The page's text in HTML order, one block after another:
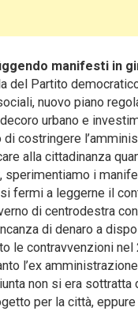
manifesti in
del Partito
nuovo piano
urbano e
di costringere
alla cittadinanza
i
fermi a leggerne il
di centrodestra
di denaro a
le contravvenzioni
l’ex
non si era
per la città,